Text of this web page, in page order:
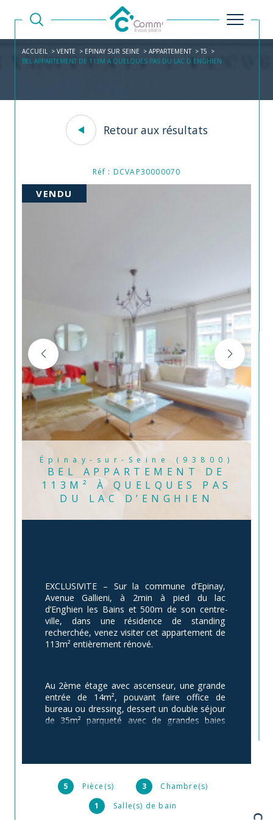
ACCUEIL VENTE EPINAY SUR SEINE APPARTEMENT
T5
BEL APPARTEMENT DE 113M A QUELQUES PAS DU LAC D ENGHIEN
Retour aux résultats
Réf : DCVAP30000070
VENDU
Épinay-sur-Seine (93800)
BEL APPARTEMENT DE
113M² À QUELQUES PAS
DU LAC D’ENGHIEN
5 Pièce(s) 3
Chambre(s)
1
Salle(s) de bain
EXCLUSIVITE – Sur la commune d’Epinay,
Avenue Gallieni, à 2min à pied du lac
d’Enghien les Bains et 500m de son centre-
ville, dans une résidence de standing
recherchée, venez visiter cet appartement de
113m² entièrement rénové.
Au 2ème étage avec ascenseur, une grande
entrée de 14m², pouvant faire office de
bureau ou dressing, dessert un double séjour
de 35m² parqueté avec de grandes baies
sur les jardins.
La cuisine restera entièrement aménagée et
équipée.